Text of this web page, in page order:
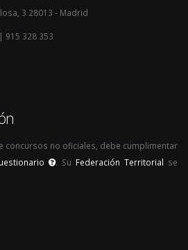
3 28013 - Madrid
915 328 353
concursos no oficiales, debe cumplimentar
. Su Federación Territorial se